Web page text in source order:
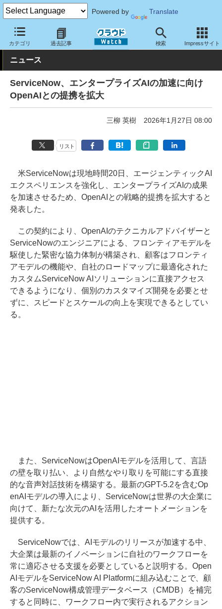
Powered by Translate
カテゴリ 過去記事 検索 Impressサイト
クラウド Watch トピック 協業・提携
ニュース
ServiceNow、エンタープライズAIの加速に向け
OpenAIとの提携を拡大
三柳 英樹 2026年1月27日 08:00
リスト
米ServiceNowは現地時間20日、エージェンティックAI
エクスペリエンスを強化し、エンタープライズAIの成果
を加速させるため、OpenAIとの戦略的提携を拡大すると
発表した。
この契約により、OpenAIのテクニカルアドバイザーと
ServiceNowのエンジニアによる、フロンティアモデルを
駆使した緊密な協力体制が構築され、顧客はフロンティ
アモデルの機能や、自社のロードマップに最適化された
カスタムServiceNow AIソリューションに直接アクセス
できるようになり、個別のカスタマイズ開発を必要とせ
ずに、スピードとスケールの向上を実現できるとしてい
る。
また、ServiceNowはOpenAIモデルを活用して、言語
の壁を取り払い、より自然なやり取りを可能にする直接
的な音声対話技術を構築する。最新のGPT-5.2を含むOp
enAIモデルの導入により、ServiceNowは世界の大企業に
向けて、新たな次元のAIを活用したオートメーションを
提供する。
ServiceNowでは、AIモデルのリリースが加速する中、
大企業は最新のイノベーションに自社のワークフローを
常に適応させる支援を必要としていると説明する。Open
AIモデルをServiceNow AI Platformに組み込むことで、顧
客のServiceNow構成管理データベース（CMDB）を補完
すると同時に、ワークフロー内で実行されるアクション